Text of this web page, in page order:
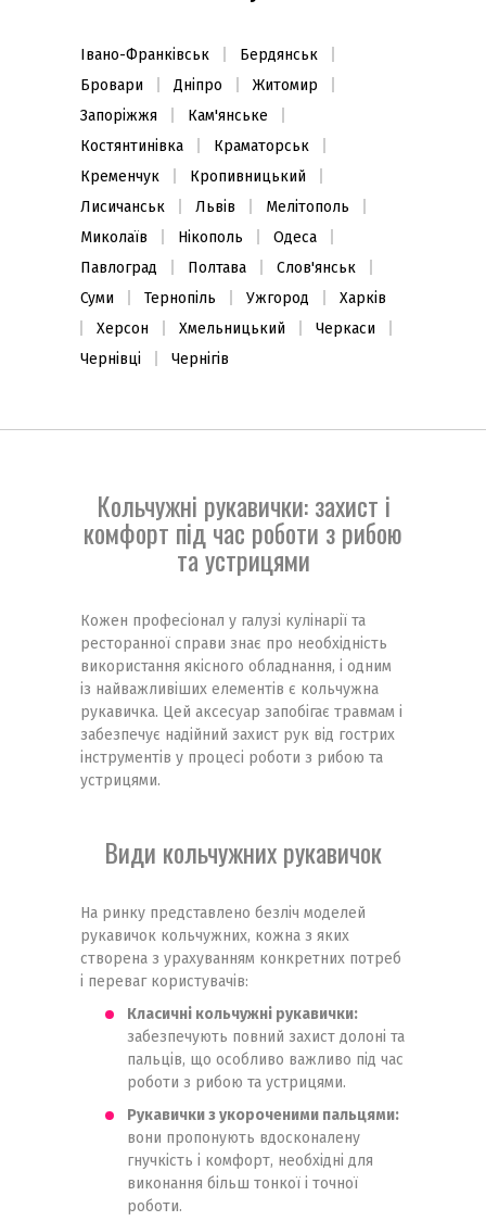
Івано-Франківськ
Бердянськ
Бровари
Дніпро
Житомир
Запоріжжя
Кам'янське
Костянтинівка
Краматорськ
Кременчук
Кропивницький
Лисичанськ
Львів
Мелітополь
Миколаїв
Нікополь
Одеса
Павлоград
Полтава
Слов'янськ
Суми
Тернопіль Ужгород
Харків
Херсон
Хмельницький
Черкаси
Чернівці
Чернігів
Кольчужні рукавички: захист і
комфорт під час роботи з рибою
та устрицями
Кожен професіонал у галузі кулінарії та
ресторанної справи знає про необхідність
використання якісного обладнання, і одним
із найважливіших елементів є кольчужна
рукавичка. Цей аксесуар запобігає травмам і
забезпечує надійний захист рук від гострих
інструментів у процесі роботи з рибою та
устрицями.
Види кольчужних рукавичок
На ринку представлено безліч моделей
рукавичок кольчужних, кожна з яких
створена з урахуванням конкретних потреб
і переваг користувачів:
Класичні кольчужні рукавички:
забезпечують повний захист долоні та
пальців, що особливо важливо під час
роботи з рибою та устрицями.
Рукавички з укороченими пальцями:
вони пропонують вдосконалену
гнучкість і комфорт, необхідні для
виконання більш тонкої і точної
роботи.